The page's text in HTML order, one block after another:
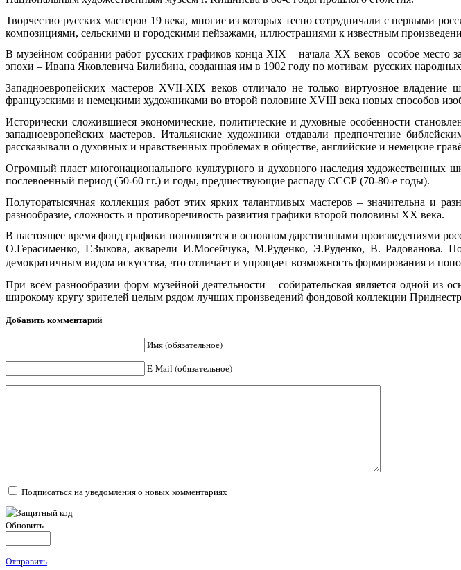
Творчество русских мастеров 19 века, многие из которых тесно сотрудничали с первыми
композициями, сельскими и городскими пейзажами, иллюстрациями к известным
В музейном собрании работ русских графиков конца XIX – начала XX веков особое место
эпохи – Ивана Яковлевича Билибина, созданная им в 1902 году по мотивам русских народных
Западноевропейских мастеров XVII-XIX веков отличало не только виртуозное
французскими и немецкими художниками во второй половине XVIII века новых способов
Исторически сложившиеся экономические, политические и духовные особенности
западноевропейских мастеров. Итальянские художники отдавали предпочтение
рассказывали о духовных и нравственных проблемах в обществе, английские и немецкие
Огромный пласт многонационального культурного и духовного наследия
послевоенный период (50-60 гг.) и годы, предшествующие распаду СССР (70-80-е годы).
Полуторатысячная коллекция работ этих ярких талантливых мастеров – значительна и
разнообразие, сложность и противоречивость развития графики второй половины XX века.
В настоящее время фонд графики пополняется в основном дарственными произведениями
О.Герасименко, Г.Зыкова, акварели И.Мосейчука, М.Руденко, Э.Руденко, В. Радованова.
демократичным видом искусства, что отличает и упрощает возможность формирования и
При всём разнообразии форм музейной деятельности – собирательская является одной из
широкому кругу зрителей целым рядом лучших произведений фондовой коллекции
Добавить комментарий
Имя (обязательное)
E-Mail (обязательное)
Подписаться на уведомления о новых комментариях
Обновить
Отправить